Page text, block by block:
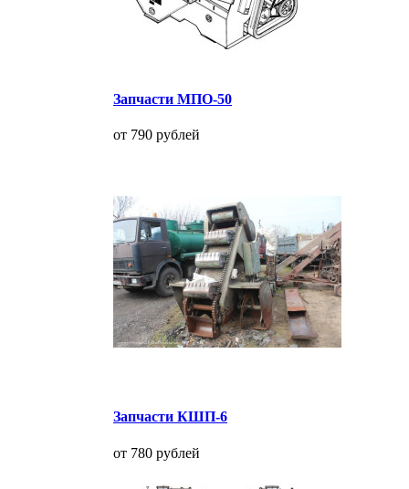
Запчасти МПО-50
от 790 рублей
Запчасти КШП-6
от 780 рублей